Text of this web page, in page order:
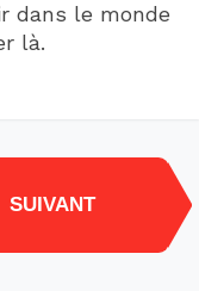
dans le monde
là.
SUIVANT